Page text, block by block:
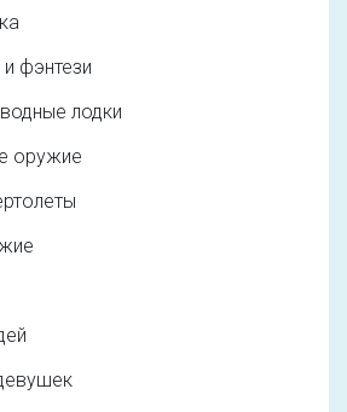
фэнтези
лодки
оружие